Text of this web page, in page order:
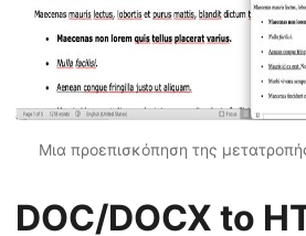
Μια προεπισκόπηση της
DOC/DOCX to